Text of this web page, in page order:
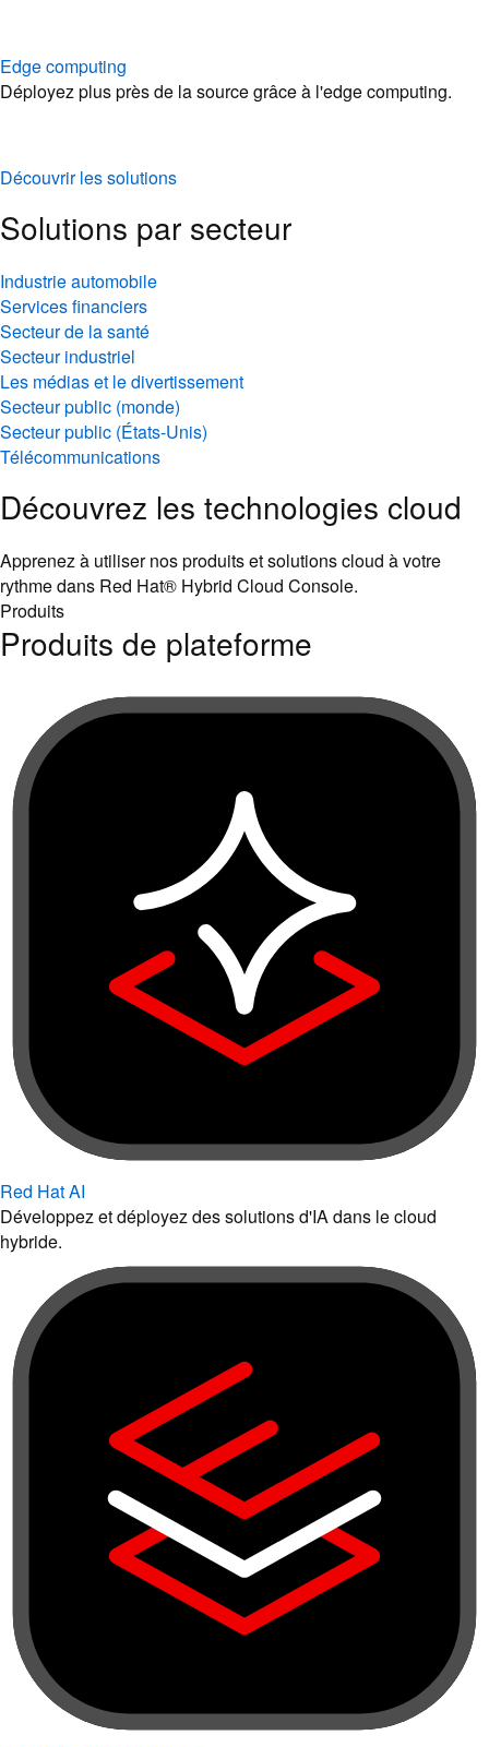
Edge computing
Déployez plus près de la source grâce à l'edge computing.
Découvrir les solutions
Solutions par secteur
Industrie automobile
Services financiers
Secteur de la santé
Secteur industriel
Les médias et le divertissement
Secteur public (monde)
Secteur public (États-Unis)
Télécommunications
Découvrez les technologies cloud
Apprenez à utiliser nos produits et solutions cloud à votre
rythme dans Red Hat® Hybrid Cloud Console.
Produits
Produits de plateforme
Red Hat AI
Développez et déployez des solutions d'IA dans le cloud
hybride.